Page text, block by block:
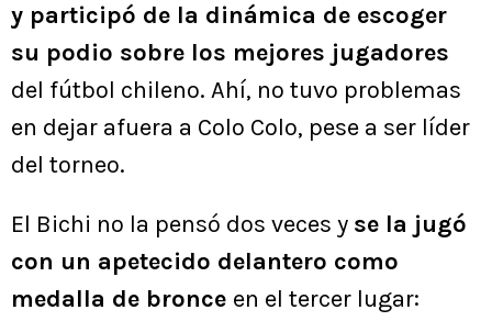
y participó de la dinámica de escoger
su podio sobre los mejores jugadores
del fútbol chileno. Ahí, no tuvo problemas
en dejar afuera a Colo Colo, pese a ser líder
del torneo.
El Bichi no la pensó dos veces y se la jugó
con un apetecido delantero como
medalla de bronce en el tercer lugar: